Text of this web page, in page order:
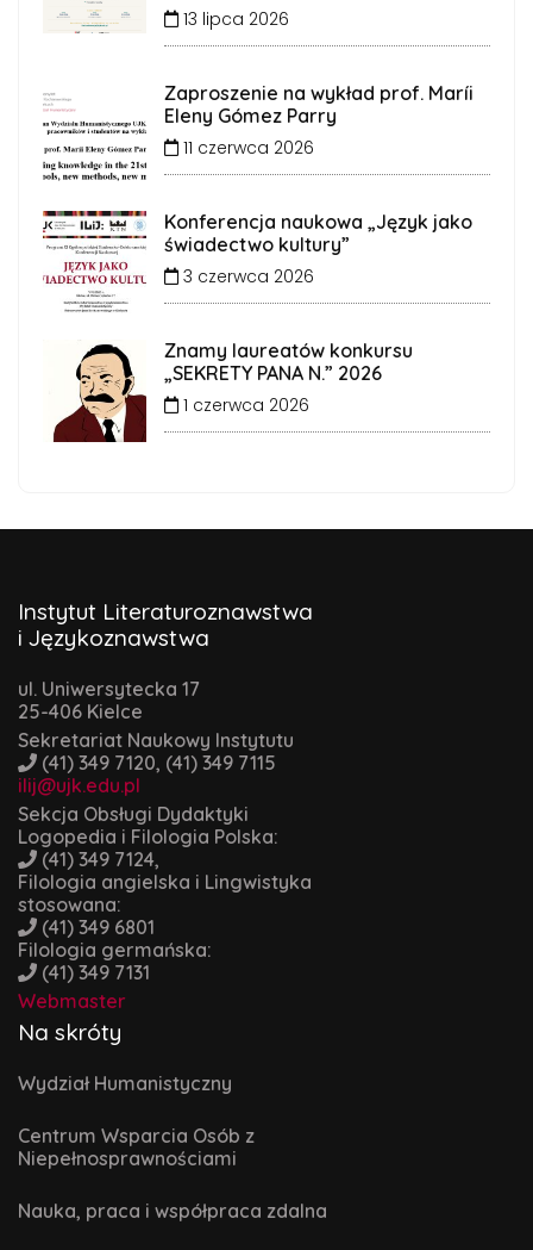
13 lipca 2026
Zaproszenie na wykład prof. Maríi
Eleny Gómez Parry
11 czerwca 2026
Konferencja naukowa „Język jako
świadectwo kultury”
3 czerwca 2026
Znamy laureatów konkursu
„SEKRETY PANA N.” 2026
1 czerwca 2026
Instytut Literaturoznawstwa
i Językoznawstwa
ul. Uniwersytecka 17
25-406 Kielce
Sekretariat Naukowy Instytutu
(41) 349 7120, (41) 349 7115
ilij@ujk.edu.pl
Sekcja Obsługi Dydaktyki
Logopedia i Filologia Polska:
(41) 349 7124,
Filologia angielska i Lingwistyka
stosowana:
(41) 349 6801
Filologia germańska:
(41) 349 7131
Webmaster
Na skróty
Wydział Humanistyczny
Centrum Wsparcia Osób z
Niepełnosprawnościami
Nauka, praca i współpraca zdalna